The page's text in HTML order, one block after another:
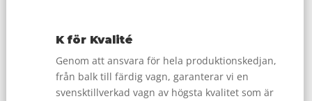
K för Kvalité
Genom att ansvara för hela produktionskedjan,
från balk till färdig vagn, garanterar vi en
svensktillverkad vagn av högsta kvalitet som är